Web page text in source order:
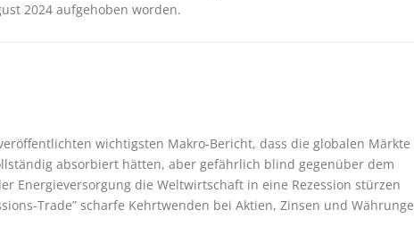
2024 aufgehoben worden.
wichtigsten Makro-Bericht, dass die globalen Märkte
absorbiert hätten, aber gefährlich blind gegenüber dem
Energieversorgung die Weltwirtschaft in eine Rezession stürzen
Trade” scharfe Kehrtwenden bei Aktien, Zinsen und